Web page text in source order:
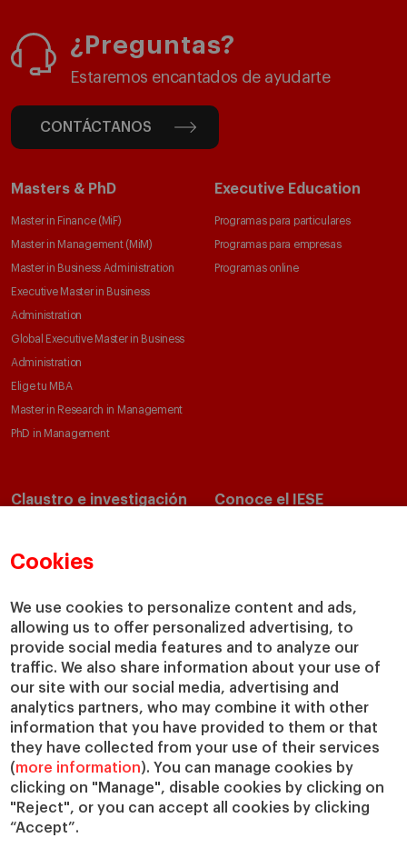
Cookies
We use cookies to personalize content and ads,
allowing us to offer personalized advertising, to
provide social media features and to analyze our
traffic. We also share information about your use of
our site with our social media, advertising and
analytics partners, who may combine it with other
information that you have provided to them or that
they have collected from your use of their services
(more information). You can manage cookies by
clicking on "Manage", disable cookies by clicking on
"Reject", or you can accept all cookies by clicking
“Accept”.
¿Preguntas?
Estaremos encantados de ayudarte
CONTÁCTANOS
Masters & PhD
Master in Finance (MiF)
Master in Management (MiM)
Master in Business Administration
Executive Master in Business
Administration
Global Executive Master in Business
Administration
Elige tu MBA
Master in Research in Management
PhD in Management
Executive Education
Programas para particulares
Programas para empresas
Programas online
Claustro e investigación
Departamentos académicos
Cátedras
IESE Insight
IESE Publishing
Conoce el IESE
Nuestro impacto
Colabora con el IESE
Servicios
Biblioteca
Canal de Compliance
Capellanía
IESE Shop
Jobs @IESE
Préstamos y becas